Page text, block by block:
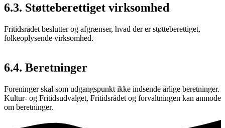
6.3. Støtteberettiget virksomhed
Fritidsrådet beslutter og afgrænser, hvad der er støtteberettiget,
folkeoplysende virksomhed.
6.4. Beretninger
Foreninger skal som udgangspunkt ikke indsende årlige beretninger.
Kultur- og Fritidsudvalget, Fritidsrådet og forvaltningen kan anmode
om beretninger.